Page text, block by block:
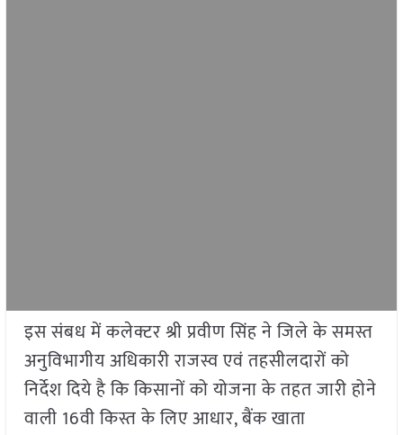
इस संबध में कलेक्टर श्री प्रवीण सिंह ने जिले के समस्त
अनुविभागीय अधिकारी राजस्व एवं तहसीलदारों को
निर्देश दिये है कि किसानों को योजना के तहत जारी होने
वाली 16वी किस्त के लिए आधार, बैंक खाता